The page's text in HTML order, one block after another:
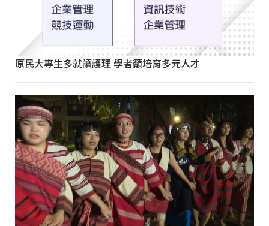
原民大專生多就讀護理 學者籲培育多元人才